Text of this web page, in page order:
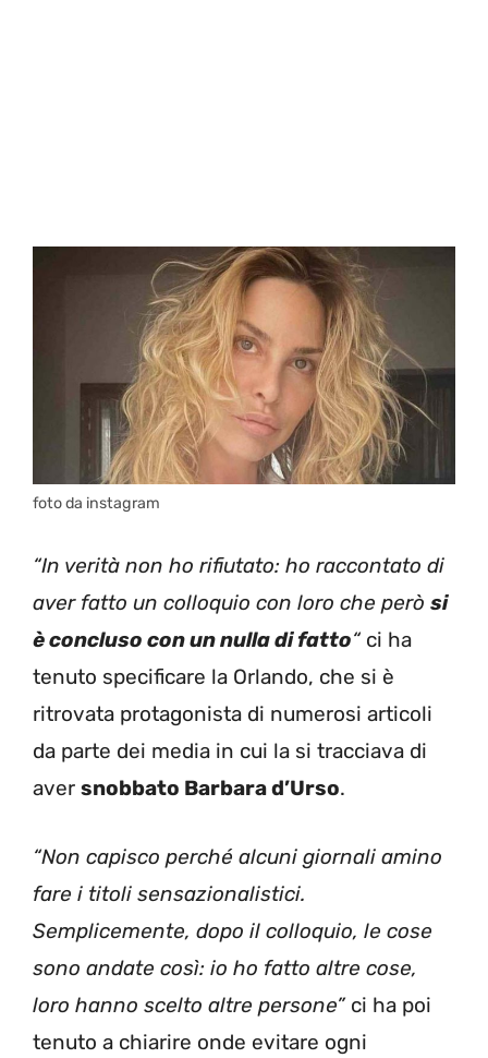
foto da instagram
“In verità non ho rifiutato: ho raccontato di
aver fatto un colloquio con loro che però si
è concluso con un nulla di fatto“ ci ha
tenuto specificare la Orlando, che si è
ritrovata protagonista di numerosi articoli
da parte dei media in cui la si tracciava di
aver snobbato Barbara d’Urso.
“Non capisco perché alcuni giornali amino
fare i titoli sensazionalistici.
Semplicemente, dopo il colloquio, le cose
sono andate così: io ho fatto altre cose,
loro hanno scelto altre persone”ci ha poi
tenuto a chiarire onde evitare ogni